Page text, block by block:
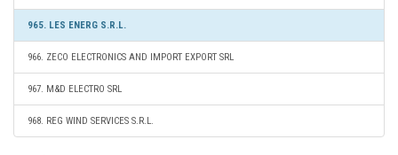
965. LES ENERG S.R.L.
966. ZECO ELECTRONICS AND IMPORT EXPORT SRL
967. M&D ELECTRO SRL
968. REG WIND SERVICES S.R.L.